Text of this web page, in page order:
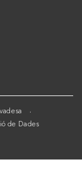
de Dades